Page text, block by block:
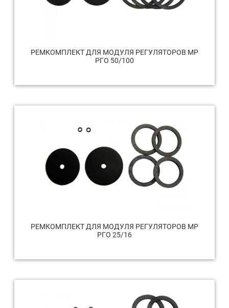
РЕМКОМПЛЕКТ ДЛЯ МОДУЛЯ РЕГУЛЯТОРОВ МР
РГО 50/100
РЕМКОМПЛЕКТ ДЛЯ МОДУЛЯ РЕГУЛЯТОРОВ МР
РГО 25/16